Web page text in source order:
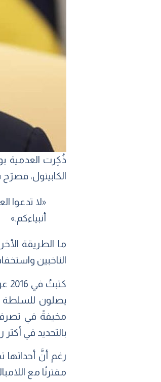
ذُكِرت العدمية
الكابيتول، فصرّح
«لا تدعوا
أنبياءكم.»
ما الطريقة
الناخبين
يصلون للسلطة
مخيفةً في
بالتحديد في أكثر
رغم أنَّ
مقترنًا مع